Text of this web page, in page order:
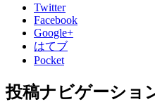
Twitter
Facebook
Google+
はてブ
Pocket
投稿ナビゲーショ